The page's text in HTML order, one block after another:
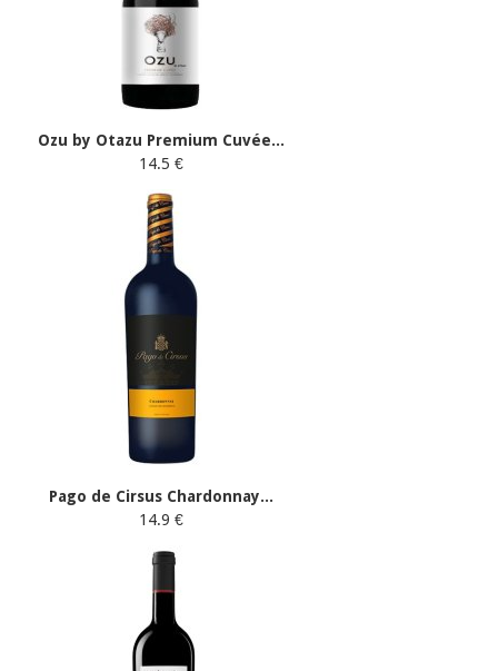
Ozu by Otazu Premium Cuvée...
14.5 €
Pago de Cirsus Chardonnay...
14.9 €